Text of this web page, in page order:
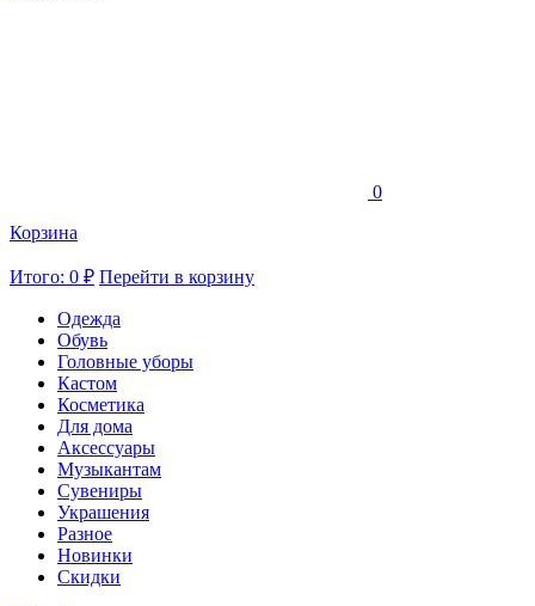
0
Корзина
Итого: 0 ₽ Перейти в корзину
Одежда
Обувь
Головные уборы
Кастом
Косметика
Для дома
Аксессуары
Музыкантам
Сувениры
Украшения
Разное
Новинки
Скидки